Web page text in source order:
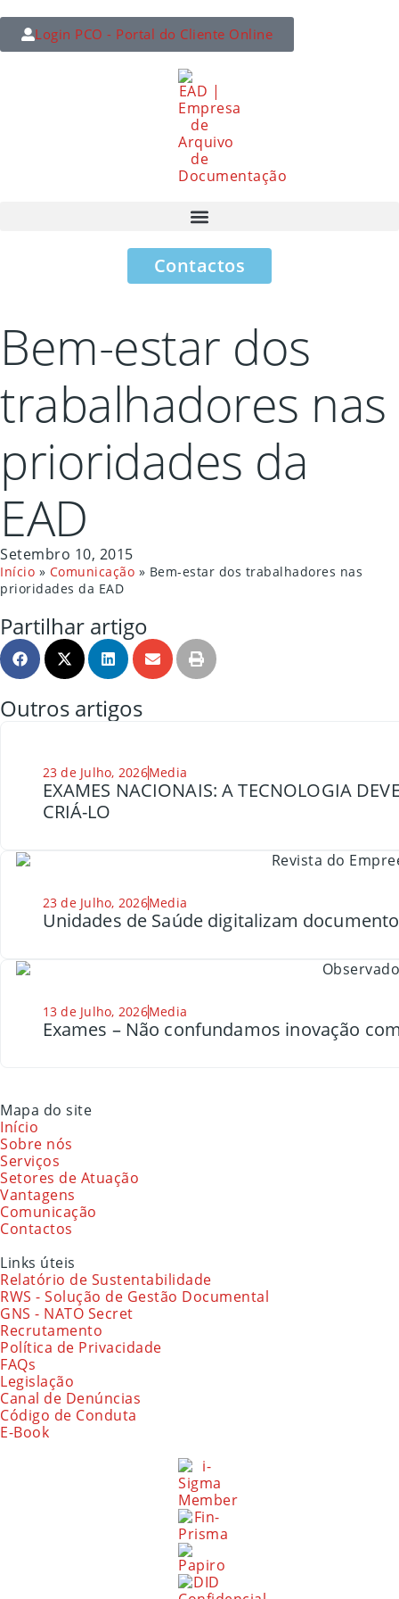
Login PCO - Portal do Cliente Online
Contactos
Bem-estar dos
trabalhadores nas
prioridades da
EAD
Setembro 10, 2015
Início » Comunicação » Bem-estar dos trabalhadores nas
prioridades da EAD
Partilhar artigo
Outros artigos
23 de Julho, 2026Media
EXAMES NACIONAIS: A TECNOLOGIA
CRIÁ-LO
23 de Julho, 2026Media
Unidades de Saúde digitalizam
13 de Julho, 2026Media
Exames – Não confundamos inovação
Mapa do site
Início
Sobre nós
Serviços
Setores de Atuação
Vantagens
Comunicação
Contactos
Links úteis
Relatório de Sustentabilidade
RWS - Solução de Gestão Documental
GNS - NATO Secret
Recrutamento
Política de Privacidade
FAQs
Legislação
Canal de Denúncias
Código de Conduta
E-Book